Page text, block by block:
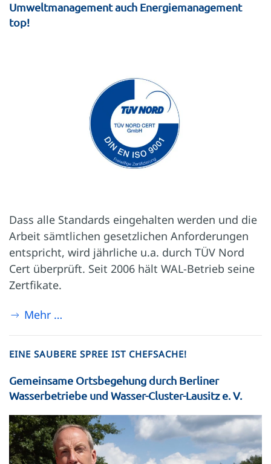
Umweltmanagement auch Energiemanagement
top!
Dass alle Standards eingehalten werden und die
Arbeit sämtlichen gesetzlichen Anforderungen
entspricht, wird jährliche u.a. durch TÜV Nord
Cert überprüft. Seit 2006 hält WAL-Betrieb seine
Zertfikate.
Mehr …
EINE SAUBERE SPREE IST CHEFSACHE!
Gemeinsame Ortsbegehung durch Berliner
Wasserbetriebe und Wasser-Cluster-Lausitz e. V.